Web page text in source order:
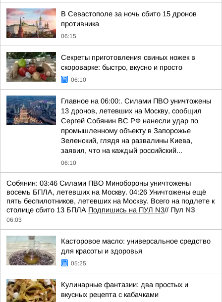
В Севастополе за ночь сбито 15 дронов
противника
06:15
Секреты приготовления свиных ножек в
скороварке: быстро, вкусно и просто
06:10
Главное на 06:00:. Силами ПВО уничтожены
13 дронов, летевших на Москву, сообщил
Сергей Собянин ВС РФ нанесли удар по
промышленному объекту в Запорожье
Зеленский, глядя на развалины Киева,
заявил, что на каждый российский...
06:10
Собянин: 03:46 Силами ПВО Минобороны уничтожены
восемь БПЛА, летевших на Москву. 04:26 Уничтожены ещё
пять беспилотников, летевших на Москву. Всего на подлете к
столице сбито 13 БПЛА Подпишись на ПУЛ N3// Пул N3
06:03
Касторовое масло: универсальное средство
для красоты и здоровья
05:25
Кулинарные фантазии: два простых и
вкусных рецепта с кабачками